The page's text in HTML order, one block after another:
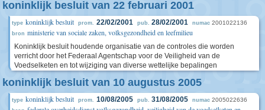
koninklijk besluit van 22 februari 2001
type koninklijk besluit prom. 22/02/2001 pub. 28/02/2001 numac 2001022136
bron ministerie van sociale zaken, volksgezondheid en leefmilieu
Koninklijk besluit houdende organisatie van de controles die worden
verricht door het Federaal Agentschap voor de Veiligheid van de
Voedselketen en tot wijziging van diverse wettelijke bepalingen
koninklijk besluit van 10 augustus 2005
type koninklijk besluit prom. 10/08/2005 pub. 31/08/2005 numac 2005022636